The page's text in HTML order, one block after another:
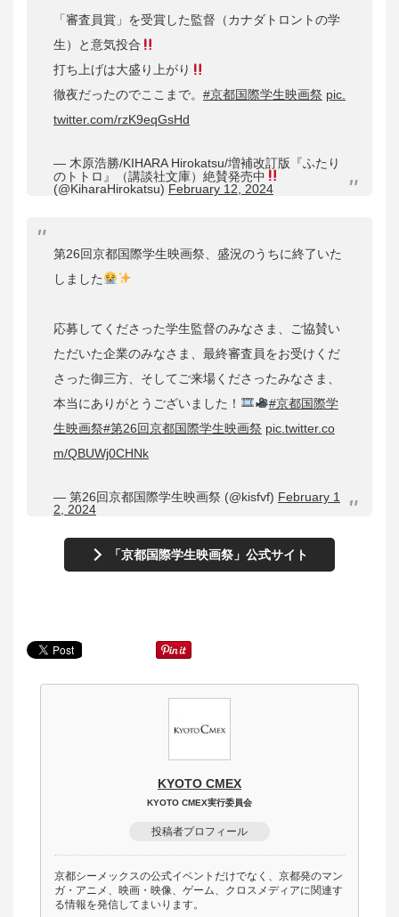
「審査員賞」を受賞した監督（カナダトロントの学
生）と意気投合
打ち上げは大盛り上がり
徹夜だったのでここまで。 #京都国際学生映画祭 pic.
twitter.com/rzK9eqGsHd
— 木原浩勝/KIHARA Hirokatsu/増補改訂版『ふたり
のトトロ』（講談社文庫）絶賛発売中
(@KiharaHirokatsu) February 12, 2024
第26回京都国際学生映画祭、盛況のうちに終了いた
しました
応募してくださった学生監督のみなさま、ご協賛い
ただいた企業のみなさま、最終審査員をお受けくだ
さった御三方、そしてご来場くださったみなさま、
本当にありがとうございました！
#京都国際学
生映画祭#第26回京都国際学生映画祭 pic.twitter.co
m/QBUWj0CHNk
— 第26回京都国際学生映画祭 (@kisfvf) February 1
2, 2024
「京都国際学生映画祭」公式サイト
KYOTO CMEX
KYOTO CMEX実行委員会
投稿者プロフィール
京都シーメックスの公式イベントだけでなく、京都発のマン
ガ・アニメ、映画・映像、ゲーム、クロスメディアに関連す
る情報を発信してまいります。